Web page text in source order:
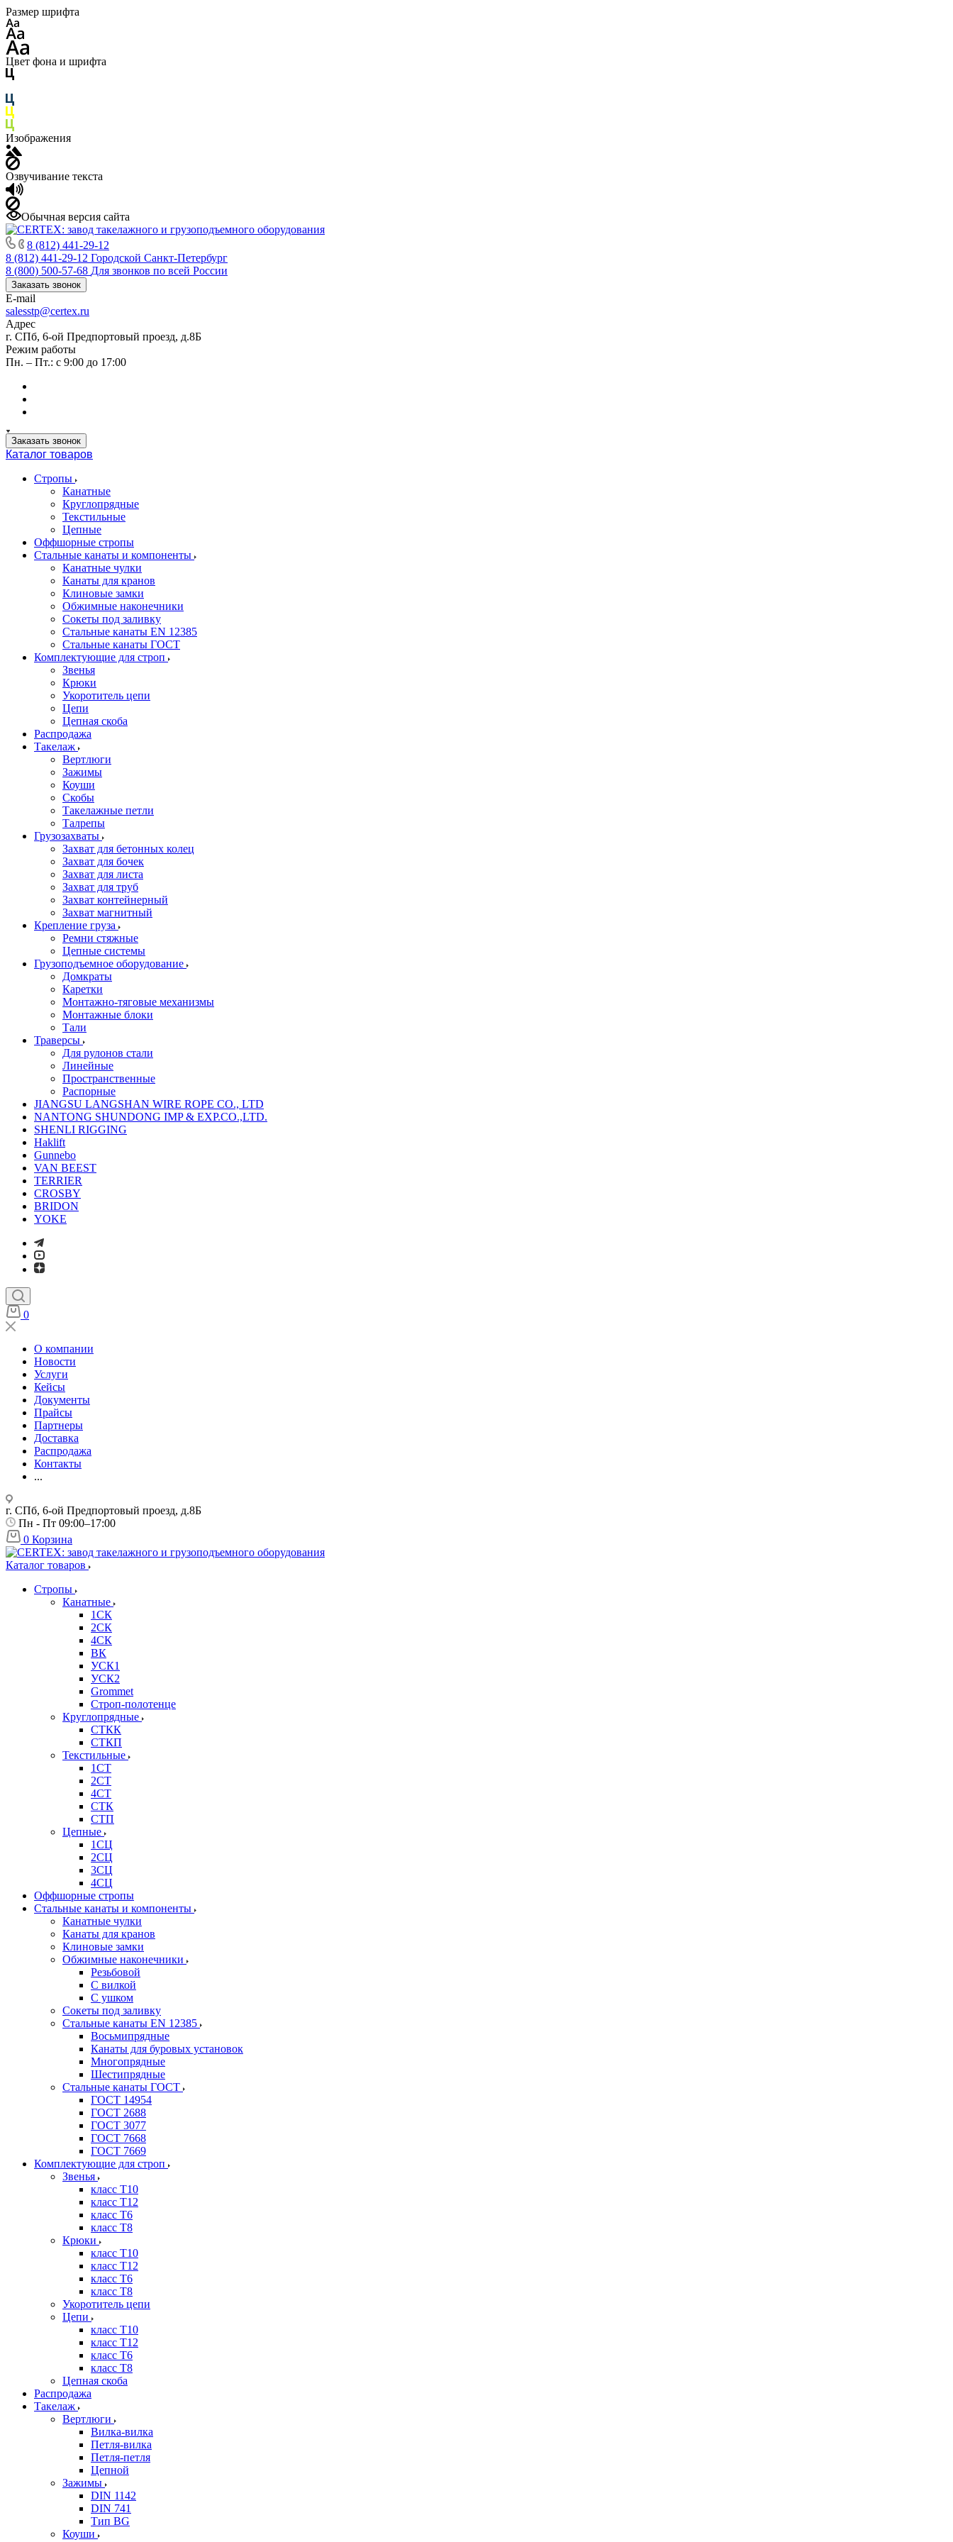
Размер шрифта
Цвет фона и шрифта
Изображения
Озвучивание текста
Обычная версия сайта
8 (812) 441-29-12
8 (812) 441-29-12 Городской Санкт-Петербург
8 (800) 500-57-68 Для звонков по всей России
Заказать звонок
E-mail
salesstp@certex.ru
Адрес
г. СПб, 6-ой Предпортовый проезд, д.8Б
Режим работы
Пн. – Пт.: с 9:00 до 17:00
Заказать звонок
Каталог товаров
Стропы
Канатные
Круглопрядные
Текстильные
Цепные
Оффшорные стропы
Стальные канаты и компоненты
Канатные чулки
Канаты для кранов
Клиновые замки
Обжимные наконечники
Сокеты под заливку
Стальные канаты EN 12385
Стальные канаты ГОСТ
Комплектующие для строп
Звенья
Крюки
Укоротитель цепи
Цепи
Цепная скоба
Распродажа
Такелаж
Вертлюги
Зажимы
Коуши
Скобы
Такелажные петли
Талрепы
Грузозахваты
Захват для бетонных колец
Захват для бочек
Захват для листа
Захват для труб
Захват контейнерный
Захват магнитный
Крепление груза
Ремни стяжные
Цепные системы
Грузоподъемное оборудование
Домкраты
Каретки
Монтажно-тяговые механизмы
Монтажные блоки
Тали
Траверсы
Для рулонов стали
Линейные
Пространственные
Распорные
JIANGSU LANGSHAN WIRE ROPE CO., LTD
NANTONG SHUNDONG IMP & EXP.CO.,LTD.
SHENLI RIGGING
Haklift
Gunnebo
VAN BEEST
TERRIER
CROSBY
BRIDON
YOKE
0
О компании
Новости
Услуги
Кейсы
Документы
Прайсы
Партнеры
Доставка
Распродажа
Контакты
...
г. СПб, 6-ой Предпортовый проезд, д.8Б
Пн - Пт 09:00–17:00
0 Корзина
Каталог товаров
Стропы
Канатные
1СК
2СК
4СК
ВК
УСК1
УСК2
Grommet
Строп-полотенце
Круглопрядные
СТКК
СТКП
Текстильные
1СТ
2СТ
4СТ
СТК
СТП
Цепные
1СЦ
2СЦ
3СЦ
4СЦ
Оффшорные стропы
Стальные канаты и компоненты
Канатные чулки
Канаты для кранов
Клиновые замки
Обжимные наконечники
Резьбовой
С вилкой
С ушком
Сокеты под заливку
Стальные канаты EN 12385
Восьмипрядные
Канаты для буровых установок
Многопрядные
Шестипрядные
Стальные канаты ГОСТ
ГОСТ 14954
ГОСТ 2688
ГОСТ 3077
ГОСТ 7668
ГОСТ 7669
Комплектующие для строп
Звенья
класс Т10
класс Т12
класс Т6
класс Т8
Крюки
класс Т10
класс Т12
класс Т6
класс Т8
Укоротитель цепи
Цепи
класс Т10
класс Т12
класс Т6
класс Т8
Цепная скоба
Распродажа
Такелаж
Вертлюги
Вилка-вилка
Петля-вилка
Петля-петля
Цепной
Зажимы
DIN 1142
DIN 741
Тип BG
Коуши